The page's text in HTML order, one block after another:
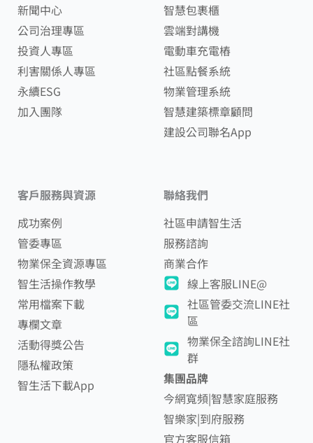
新聞中心
公司治理專區
投資人專區
利害關係人專區
永續ESG
加入團隊
智慧包裹櫃
雲端對講機
電動車充電樁
社區點餐系統
物業管理系統
智慧建築標章顧問
建設公司聯名App
客戶服務與資源
成功案例
管委專區
物業保全資源專區
智生活操作教學
常用檔案下載
專欄文章
活動得獎公告
隱私權政策
智生活下載App
聯絡我們
社區申請智生活
服務諮詢
商業合作
線上客服LINE@
社區管委交流LINE社
區
物業保全諮詢LINE社
群
集團品牌
今網寬頻|智慧家庭服務
智樂家|到府服務
官方客服信箱